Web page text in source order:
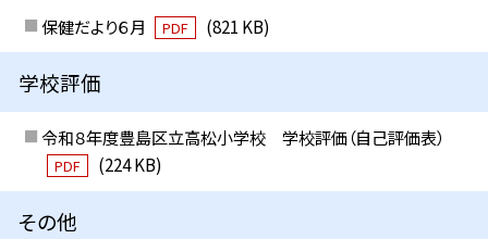
保健だより６月
PDF (821 KB)
学校評価
令和８年度豊島区立高松小学校 学校評価（自己評価表）
PDF (224 KB)
その他